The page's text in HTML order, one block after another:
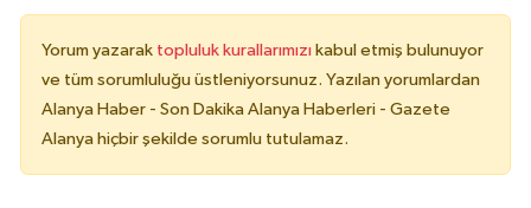
Yorum yazarak topluluk kurallarımızı kabul etmiş bulunuyor
ve tüm sorumluluğu üstleniyorsunuz. Yazılan yorumlardan
Alanya Haber - Son Dakika Alanya Haberleri - Gazete
Alanya hiçbir şekilde sorumlu tutulamaz.